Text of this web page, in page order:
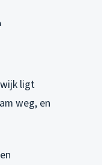
ligt
weg, en